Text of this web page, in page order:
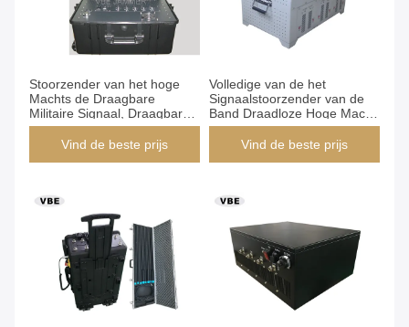
Stoorzender van het hoge
Machts de Draagbare
Militaire Signaal, Draagbare
Draadloze
Signaalstoorzender AC 220V
Vind de beste prijs
Volledige van de het
Signaalstoorzender van de
Band Draadloze Hoge Macht
DDS Stationaire RCIED
Bomstoorzender
Vind de beste prijs